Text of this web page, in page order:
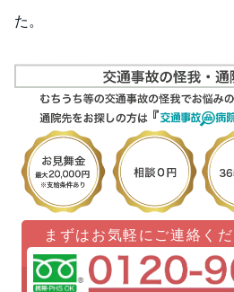
た。
まずはお気軽にご連絡く